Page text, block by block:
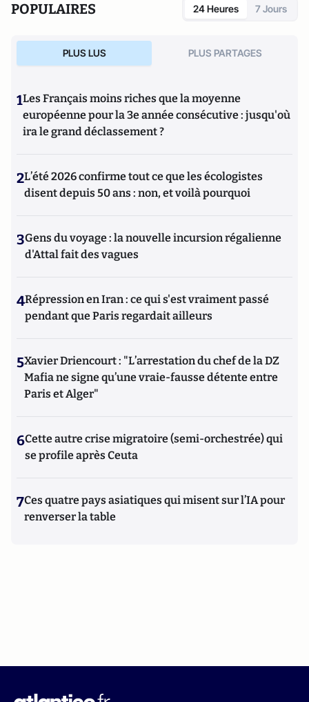
POPULAIRES 24 Heures 7 Jours
PLUS LUS PLUS PARTAGES
1Les Français moins riches que la moyenne
européenne pour la 3e année consécutive : jusqu'où
ira le grand déclassement ?
2L’été 2026 confirme tout ce que les écologistes
disent depuis 50 ans : non, et voilà pourquoi
3Gens du voyage : la nouvelle incursion régalienne
d'Attal fait des vagues
4Répression en Iran : ce qui s'est vraiment passé
pendant que Paris regardait ailleurs
5Xavier Driencourt : "L’arrestation du chef de la DZ
Mafia ne signe qu’une vraie-fausse détente entre
Paris et Alger"
6Cette autre crise migratoire (semi-orchestrée) qui
se profile après Ceuta
7Ces quatre pays asiatiques qui misent sur l’IA pour
renverser la table